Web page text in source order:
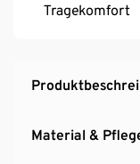
Tragekomfort
Material &